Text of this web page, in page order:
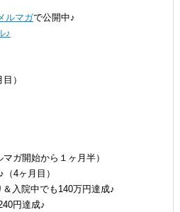
ルマガで公開中♪
♪
）
ガ開始から１ヶ月半）
4ヶ月目）
入院中でも140万円達成♪
円達成♪